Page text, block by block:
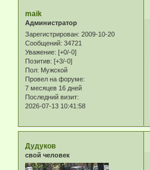
maik
Администратор
Зарегистрирован: 2009-10-20
Сообщений: 34721
Уважение: [+0/-0]
Позитив: [+3/-0]
Пол: Мужской
Провел на форуме:
7 месяцев 16 дней
Последний визит:
2026-07-13 10:41:58
Дудуков
свой человек